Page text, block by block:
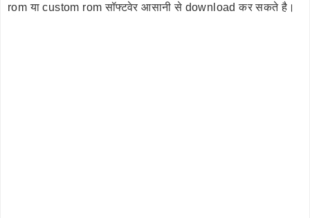
rom या custom rom सॉफ्टवेर आसानी से download कर सकते है।